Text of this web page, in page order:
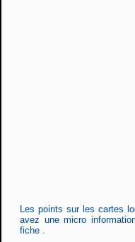
Les points sur les cartes
avez une micro
fiche .